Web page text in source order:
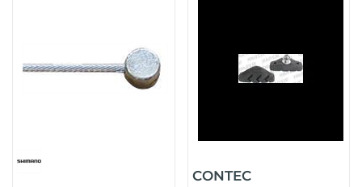
CONTEC